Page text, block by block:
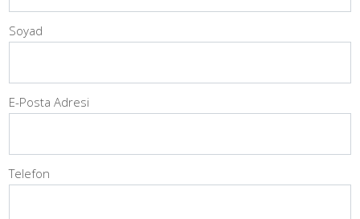
Soyad
E-Posta Adresi
Telefon